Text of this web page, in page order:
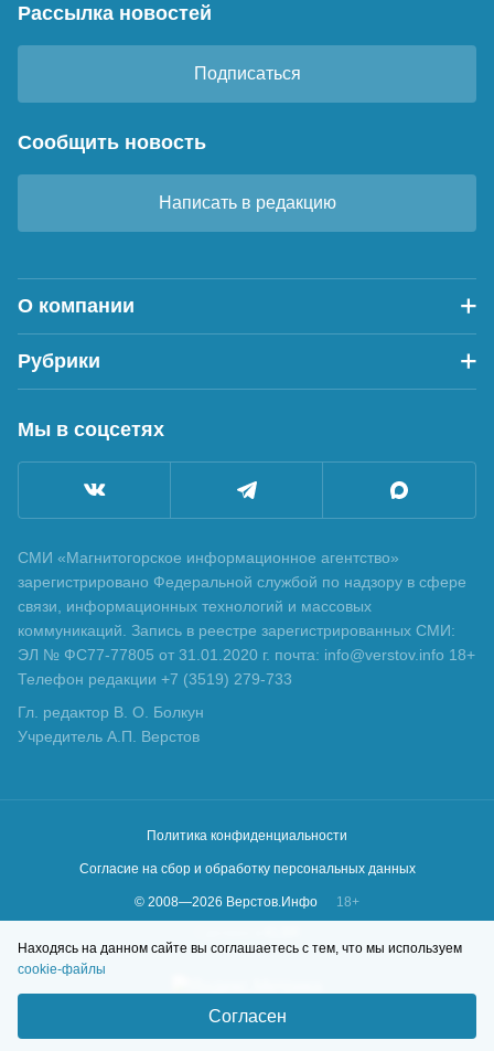
Рассылка новостей
Подписаться
Сообщить новость
Написать в редакцию
О компании
Рубрики
Мы в соцсетях
СМИ «Магнитогорское информационное агентство»
зарегистрировано Федеральной службой по надзору в сфере
связи, информационных технологий и массовых
коммуникаций. Запись в реестре зарегистрированных СМИ:
ЭЛ № ФС77-77805 от 31.01.2020 г. почта: info@verstov.info 18+
Телефон редакции +7 (3519) 279-733
Гл. редактор В. О. Болкун
Учредитель А.П. Верстов
Политика конфиденциальности
Согласие на сбор и обработку персональных данных
© 2008—2026 Верстов.Инфо
18+
Находясь на данном сайте вы соглашаетесь с тем, что мы используем
cookie-файлы
Согласен